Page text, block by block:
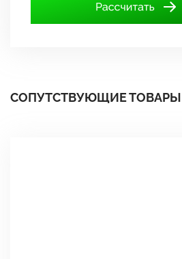
СОПУТСТВУЮЩИЕ ТОВАРЫ